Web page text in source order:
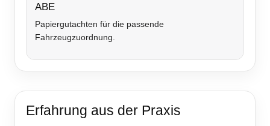
ABE
Papiergutachten für die passende
Fahrzeugzuordnung.
Erfahrung aus der Praxis